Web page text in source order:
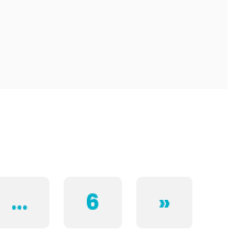
… 6 »